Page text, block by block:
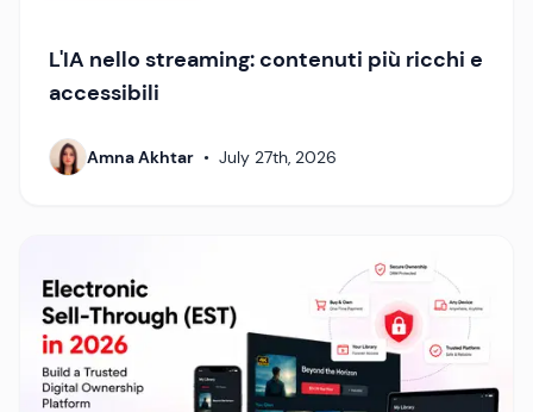
L'IA nello streaming: contenuti più ricchi e
accessibili
Amna Akhtar • July 27th, 2026